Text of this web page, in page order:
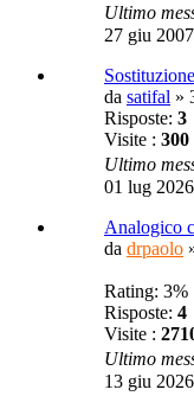
Ultimo
27 giu
da satifal »
Risposte: 3
Visite : 300
Ultimo
01 lug
Analogico
da drpaolo
Rating: 3%
Risposte: 4
Visite :
Ultimo
13 giu